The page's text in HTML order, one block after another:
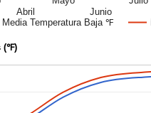
Media Temperatura Baja ℉
Abril
Junio
(℉)